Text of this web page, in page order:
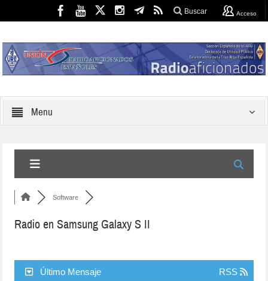
Buscar Acceso
Menu
Software
Radio en Samsung Galaxy S II
Último Mensaje RSS